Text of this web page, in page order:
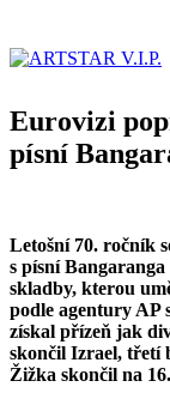
Eurovizi
písní
Letošní 70. ročník
s písní
skladby, kterou
podle agentury AP
získal přízeň jak
skončil Izrael, třetí
Žižka skončil na